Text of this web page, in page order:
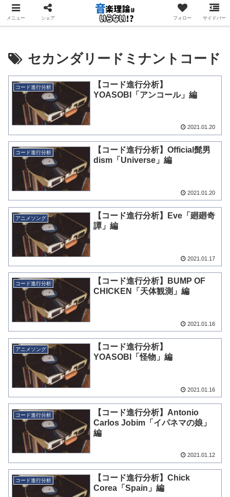
音楽理論を「学ぶ」のではなく「使う」ためのサイト
セカンダリードミナントコード
コード進行分析
【コード進行分析】
YOASOBI「アンコール」編
2021.01.20
コード進行分析
【コード進行分析】Official髭男
dism「Universe」編
2021.01.20
アニメソング
【コード進行分析】Eve「廻廻奇
譚」編
2021.01.17
コード進行分析
【コード進行分析】BUMP OF
CHICKEN「天体観測」編
2021.01.16
アニメソング
【コード進行分析】
YOASOBI「怪物」編
2021.01.16
コード進行分析
【コード進行分析】Antonio
Carlos Jobim「イパネマの娘」
編
2021.01.12
コード進行分析
【コード進行分析】Chick
Corea「Spain」編
メニュー シェア フォロー サイドバー